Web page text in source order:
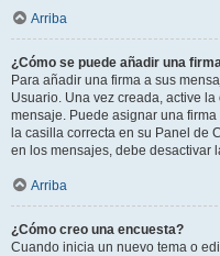
Arriba
¿Cómo se puede añadir una
Para añadir una firma a sus
Usuario. Una vez creada, active
mensaje. Puede asignar una
la casilla correcta en su Panel de
en los mensajes, debe desactivar
Arriba
¿Cómo creo una encuesta?
Cuando inicia un nuevo tema o